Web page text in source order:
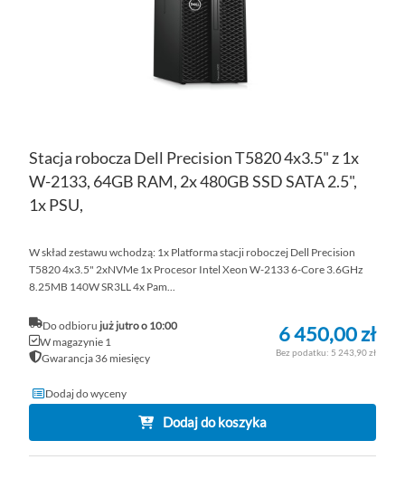
Stacja robocza Dell Precision T5820 4x3.5" z 1x
W-2133, 64GB RAM, 2x 480GB SSD SATA 2.5",
1x PSU,
W skład zestawu wchodzą: 1x Platforma stacji roboczej Dell Precision
T5820 4x3.5" 2xNVMe 1x Procesor Intel Xeon W-2133 6-Core 3.6GHz
8.25MB 140W SR3LL 4x Pam...
Do odbioru już jutro o 10:00
W magazynie 1
Gwarancja 36 miesięcy
6 450,00 zł
5 243,90 zł
Dodaj do wyceny
Dodaj do koszyka